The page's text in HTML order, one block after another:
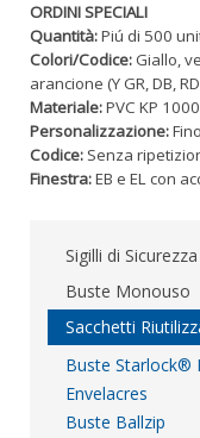
ORDINI SPECIALI
Quantità:Piú di 500
Colori/Codice:Giallo,
arancione (Y GR, DB,
Materiale:PVC KP
Personalizzazione:
Codice: Senza
Finestra:EB e EL con
Sigilli di Sicurezza
Buste Monouso
Sacchetti
Buste Starlock®
Envelacres
Buste Ballzip